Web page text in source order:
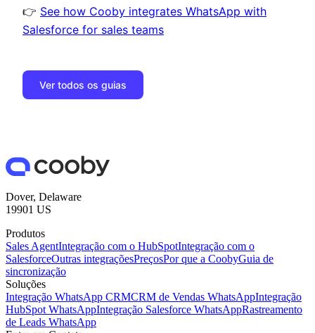
👉 See how Cooby integrates WhatsApp with
Salesforce for sales teams
Ver todos os guias
Dover, Delaware
19901 US
Produtos
Sales AgentIntegração com o HubSpotIntegração com o
SalesforceOutras integraçõesPreçosPor que a CoobyGuia de
sincronização
Soluções
Integração WhatsApp CRMCRM de Vendas WhatsAppIntegração
HubSpot WhatsAppIntegração Salesforce WhatsAppRastreamento
de Leads WhatsApp